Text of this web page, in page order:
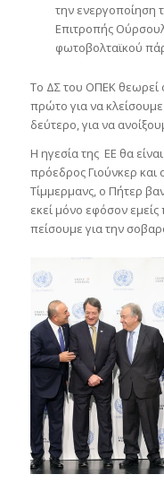
την ενεργοποίηση
Επιτροπής
φωτοβολταϊκού
Το ΔΣ του ΟΠΕΚ θεωρεί
πρώτο για να
δεύτερο, για να
Η ηγεσία της ΕΕ θα
πρόεδρος Γιούνκερ και
Τίμμερμανς, ο Πήτερ
εκεί μόνο εφόσον εμείς
πείσουμε για την